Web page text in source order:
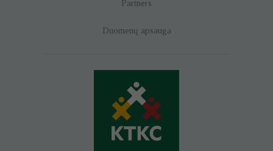
Partners
Duomenų apsauga
veikimą, kad
jums.
Rinkodaros
Rinkodaros
slapukai –
(dar